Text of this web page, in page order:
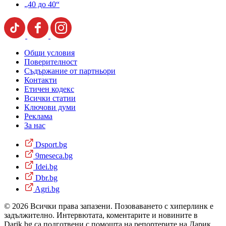
„40 до 40“
Общи условия
Поверителност
Съдържание от партньори
Контакти
Етичен кодекс
Всички статии
Ключови думи
Реклама
За нас
Dsport.bg
9meseca.bg
Idei.bg
Dbr.bg
Agri.bg
© 2026 Всички права запазени. Позоваването с хиперлинк е
задължително. Интервютата, коментарите и новините в
Darik.bg са подготвени с помощта на репортерите на Дарик